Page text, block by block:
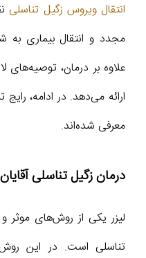
انتقال ویروس زگیل تناسلی
مجدد و انتقال بیماری
علاوه بر درمان، توصیه‌های
ارائه می‌دهد. در ادامه،
معرفی شده‌اند.
درمان زگیل تناسلی آقایان
لیزر یکی از روش‌های موثر
تناسلی است. در این روش